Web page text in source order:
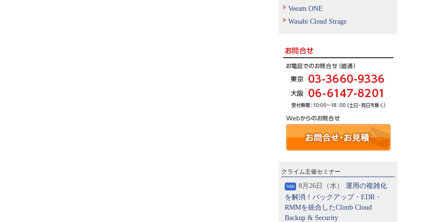
Veeam ONE
Wasabi Cloud Strage
クライム主催セミナー
Web 8月26日（水） 運用の複雑化
を解消！バックアップ・EDR・
RMMを統合したClimb Cloud
Backup & Security